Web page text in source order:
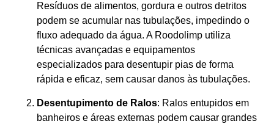
Resíduos de alimentos, gordura e outros detritos
podem se acumular nas tubulações, impedindo o
fluxo adequado da água. A Roodolimp utiliza
técnicas avançadas e equipamentos
especializados para desentupir pias de forma
rápida e eficaz, sem causar danos às tubulações.
Desentupimento de Ralos: Ralos entupidos em
banheiros e áreas externas podem causar grandes